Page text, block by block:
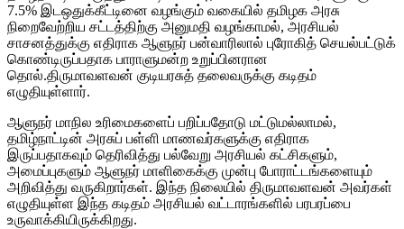
7.5% இடஒதுக்கீட்டினை வழங்கும் வகையில் தமிழக அரசு
நிறைவேற்றிய சட்டத்திற்கு அனுமதி வழங்காமல், அரசியல்
சாசனத்துக்கு எதிராக ஆளுநர் பன்வாரிலால் புரோகித் செயல்பட்டுக்
கொண்டிருப்பதாக பாராளுமன்ற உறுப்பினரான
தொல்.திருமாவளவன் குடியரசுத் தலைவருக்கு கடிதம்
எழுதியுள்ளார்.
ஆளுநர் மாநில உரிமைகளைப் பறிப்பதோடு மட்டுமல்லாமல்,
தமிழ்நாட்டின் அரசுப் பள்ளி மாணவர்களுக்கு எதிராக
இருப்பதாகவும் தெரிவித்து பல்வேறு அரசியல் கட்சிகளும்,
அமைப்புகளும் ஆளுநர் மாளிகைக்கு முன்பு போராட்டங்களையும்
அறிவித்து வருகிறார்கள். இந்த நிலையில் திருமாவளவன் அவர்கள்
எழுதியுள்ள இந்த கடிதம் அரசியல் வட்டாரங்களில் பரபரப்பை
உருவாக்கியிருக்கிறது.